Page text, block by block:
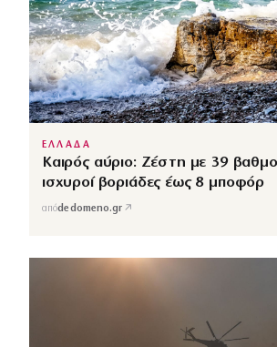
ΕΛΛΑΔΑ
Καιρός αύριο: Ζέστη με 39
ισχυροί βοριάδες έως 8 μποφόρ
απόdedomeno.gr ↗